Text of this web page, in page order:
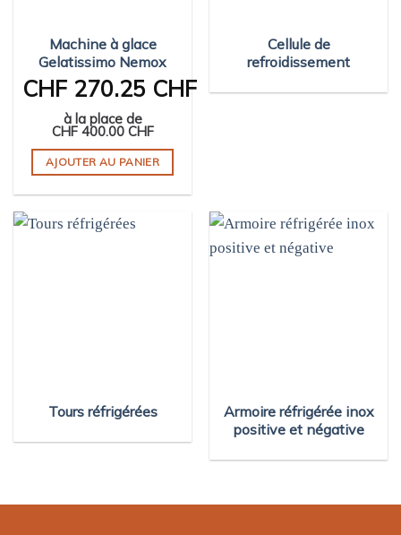
Machine à glace
Gelatissimo Nemox
CHF270.25 CHF
à la place de
CHF400.00 CHF
AJOUTER AU PANIER
Cellule de
refroidissement
Tours réfrigérées
Armoire réfrigérée inox
positive et négative